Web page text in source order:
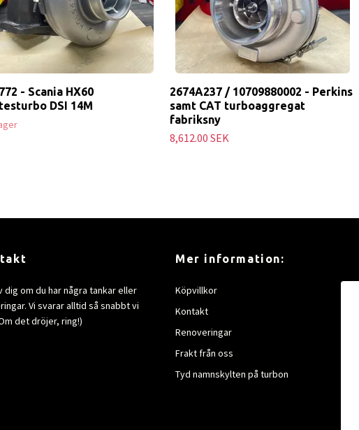
- Scania HX60
DSI 14M
2674A237 / 10709880002 - Perkins
samt CAT turboaggregat
fabriksny
8,612.00 SEK
dig om du har några tankar eller
Vi svarar alltid så snabbt vi
det dröjer, ring!)
Mer information:
Köpvillkor
Kontakt
Renoveringar
Frakt från oss
Tyd namnskylten på turbon